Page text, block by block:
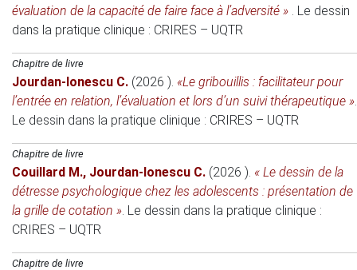
évaluation de la capacité de faire face à l’adversité » . Le dessin
dans la pratique clinique : CRIRES – UQTR
Chapitre de livre
Jourdan-Ionescu C. (2026 ). «Le gribouillis : facilitateur pour
l’entrée en relation, l’évaluation et lors d’un suivi thérapeutique ».
Le dessin dans la pratique clinique : CRIRES – UQTR
Chapitre de livre
Couillard M., Jourdan-Ionescu C. (2026 ). « Le dessin de la
détresse psychologique chez les adolescents : présentation de
la grille de cotation ». Le dessin dans la pratique clinique :
CRIRES – UQTR
Chapitre de livre